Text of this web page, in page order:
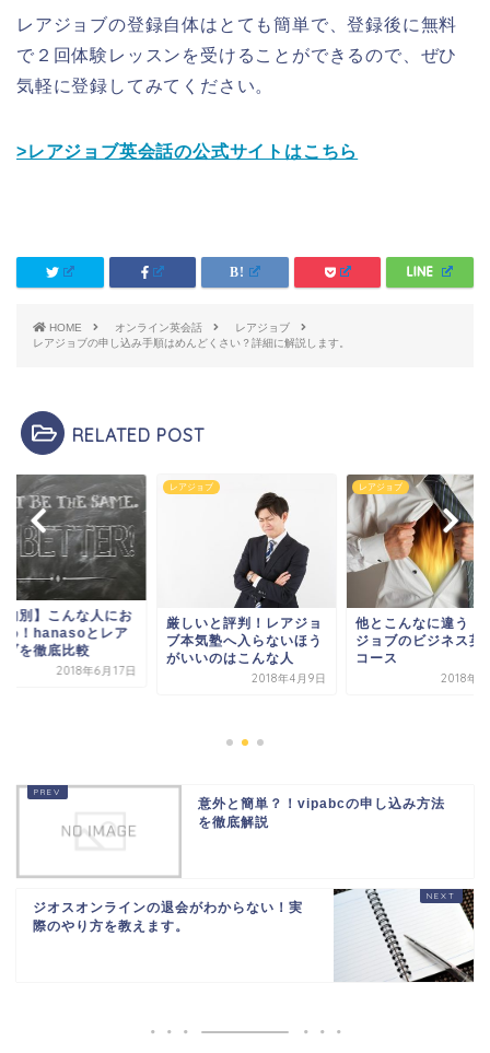
レアジョブの登録自体はとても簡単で、登録後に無料
で２回体験レッスンを受けることができるので、ぜひ
気軽に登録してみてください。
>レアジョブ英会話の公式サイトはこちら
HOME オンライン英会話
レアジョブ
レアジョブの申し込み手順はめんどくさい？詳細に解説します。
RELATED POST
的別】こんな人にお
め！hanasoとレア
ブを徹底比較
2018年6月17日
レアジョブ
厳しいと評判！レアジョ
ブ本気塾へ入らないほう
がいいのはこんな人
2018年4月9日
レアジョブ
他とこんなに違う！
ジョブのビジネス英
コース
2018年4
意外と簡単？！vipabcの申し込み方法
を徹底解説
ジオスオンラインの退会がわからない！実
際のやり方を教えます。